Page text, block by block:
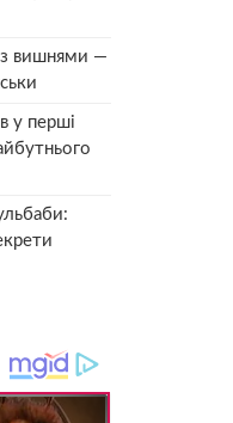
вишнями —
у перші